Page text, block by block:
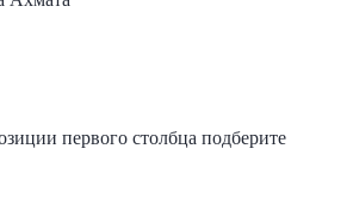
первого столбца подберите